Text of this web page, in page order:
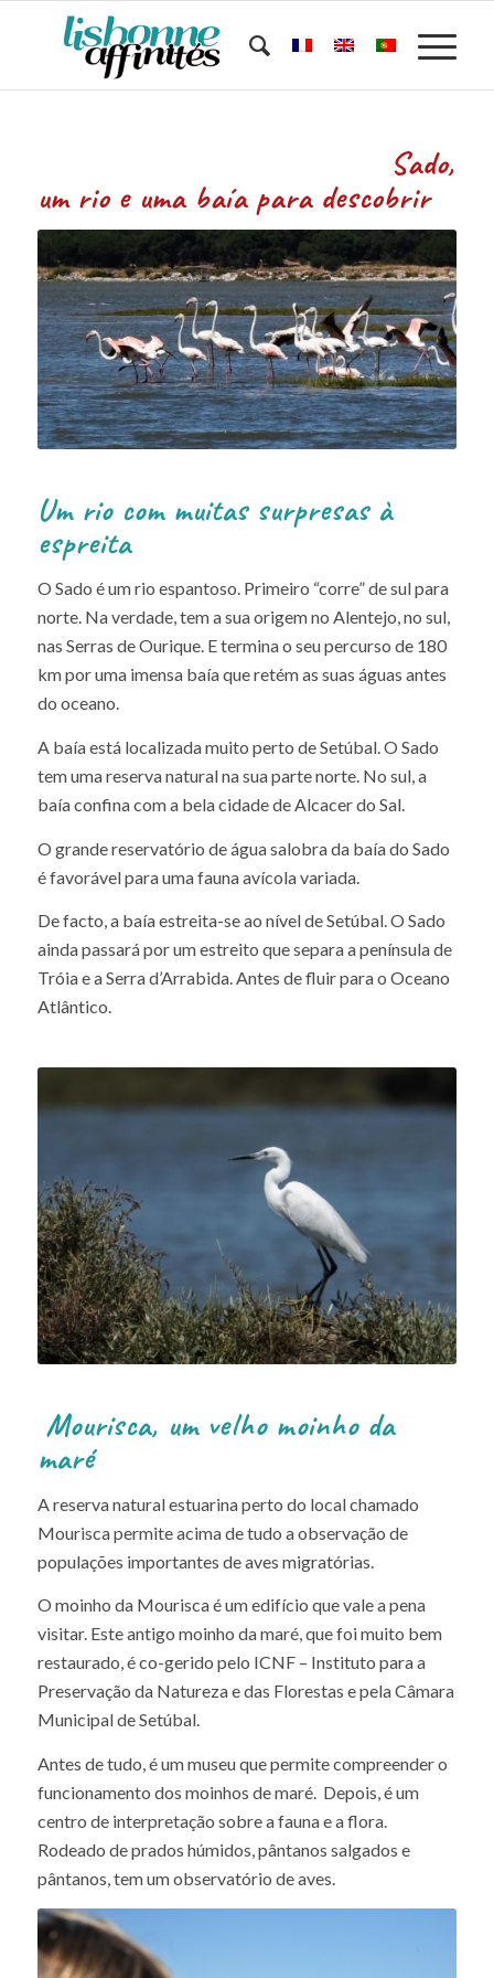
Sado,
um rio e uma baía para descobrir
Um rio com muitas surpresas à
espreita
O Sado é um rio espantoso. Primeiro “corre” de sul para
norte. Na verdade, tem a sua origem no Alentejo, no sul,
nas Serras de Ourique. E termina o seu percurso de 180
km por uma imensa baía que retém as suas águas antes
do oceano.
A baía está localizada muito perto de Setúbal. O Sado
tem uma reserva natural na sua parte norte. No sul, a
baía confina com a bela cidade de Alcacer do Sal.
O grande reservatório de água salobra da baía do Sado
é favorável para uma fauna avícola variada.
De facto, a baía estreita-se ao nível de Setúbal. O Sado
ainda passará por um estreito que separa a península de
Tróia e a Serra d’Arrabida. Antes de fluir para o Oceano
Atlântico.
Mourisca, um velho moinho da
maré
A reserva natural estuarina perto do local chamado
Mourisca permite acima de tudo a observação de
populações importantes de aves migratórias.
O moinho da Mourisca é um edifício que vale a pena
visitar. Este antigo moinho da maré, que foi muito bem
restaurado, é co-gerido pelo ICNF – Instituto para a
Preservação da Natureza e das Florestas e pela Câmara
Municipal de Setúbal.
Antes de tudo, é um museu que permite compreender o
funcionamento dos moinhos de maré. Depois, é um
centro de interpretação sobre a fauna e a flora.
Rodeado de prados húmidos, pântanos salgados e
pântanos, tem um observatório de aves.